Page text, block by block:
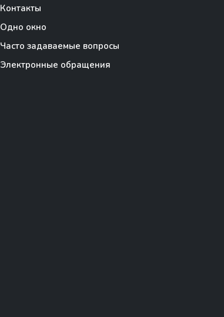
Контакты
Одно окно
Часто задаваемые вопросы
Электронные обращения